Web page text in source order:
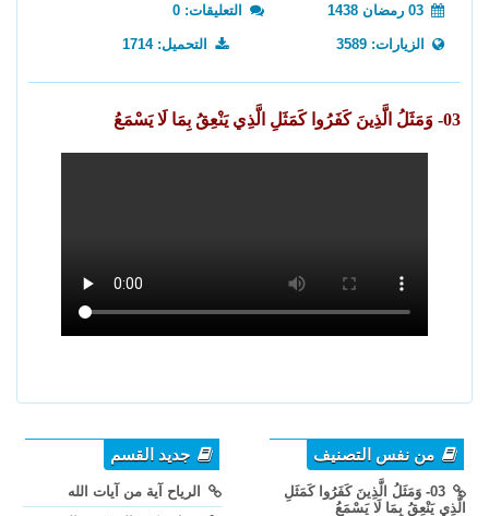
التعليقات: 0
الزيارات: 3589 التحميل: 1714
03- وَمَثَلُ الَّذِينَ كَفَرُوا كَمَثَلِ الَّذِي يَنْعِقُ بِمَا لَا يَسْمَعُ
من نفس التصنيف
03- وَمَثَلُ الَّذِينَ كَفَرُوا كَمَثَلِ
الَّذِي يَنْعِقُ بِمَا لَا يَسْمَعُ
جديد القسم
الرياح آية من آيات الله